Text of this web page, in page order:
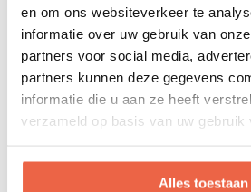
en om ons websiteverkeer te
informatie over uw gebruik van
partners voor social media,
partners kunnen deze gegevens
informatie die u aan ze heeft
verzameld op basis van uw gebruik
Alles toestaan
SACKit®
Inclusief de iconische
hangmat met standaard
Sfeervolle verlichting van
SACKit®
Windlichten en droogrek